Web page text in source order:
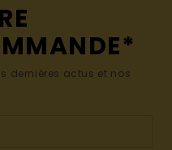
dernières actus et nos